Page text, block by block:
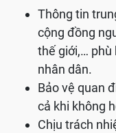
Thông tin
cộng đồng
thế giới,… phù
nhân dân.
Bảo vệ quan
cả khi không
Chịu trách